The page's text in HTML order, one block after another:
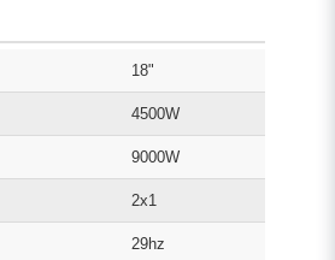
18"
4500W
9000W
2x1
29hz